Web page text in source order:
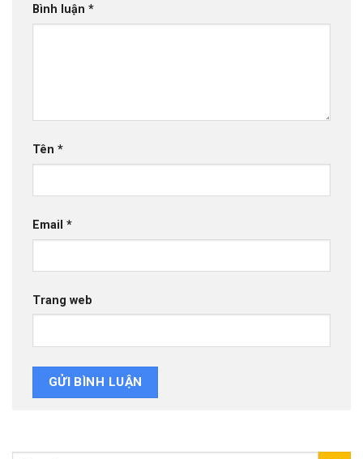
Bình luận *
Tên *
Email *
Trang web